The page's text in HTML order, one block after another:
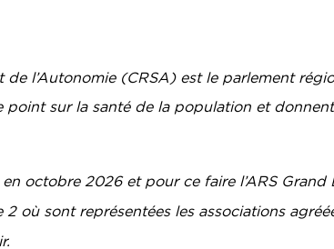
de l’Autonomie (CRSA) est le parlement
point sur la santé de la population et
octobre 2026 et pour ce faire l’ARS Grand
2 où sont représentées les associations